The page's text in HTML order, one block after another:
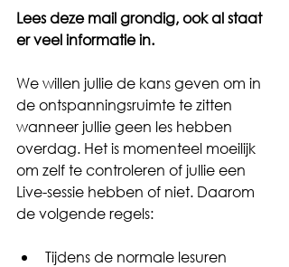
Lees deze mail grondig, ook al staat
er veel informatie in.
We willen jullie de kans geven om in
de ontspanningsruimte te zitten
wanneer jullie geen les hebben
overdag. Het is momenteel moeilijk
om zelf te controleren of jullie een
Live-sessie hebben of niet. Daarom
de volgende regels:
Tijdens de normale lesuren